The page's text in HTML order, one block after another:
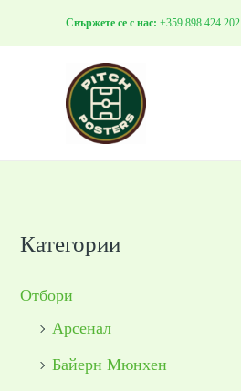
to
Свържете се с нас: +359 898 424 202
Категории
Отбори
Арсенал
Байерн Мюнхен